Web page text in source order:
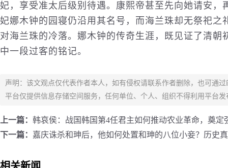
妃，享受准太后级别待遇。康熙帝甚至先向她请安
妃娜木钟的园寝仍沿用其名号，而海兰珠却无祭祀
对海兰珠的冷落。娜木钟的传奇生涯，既见证了清
中一段过客的铭记。
声明：该文观点仅代表作者本人，如有侵权请联系作者删除，也可通
平台仅提供信息存储空间服务，任何单位、个人、组织不得利用平台
上一篇： 韩哀侯：战国韩国第4任君主如何推动农业革命，奠定
下一篇： 嘉庆诛杀和珅后，他如何处置和珅的八位小妾？历史